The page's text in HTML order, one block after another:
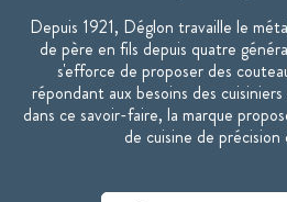
Depuis 1921, Déglon travaille le
de père en fils depuis quatre
s'efforce de proposer des
répondant aux besoins des
dans ce savoir-faire, la marque
de cuisine de